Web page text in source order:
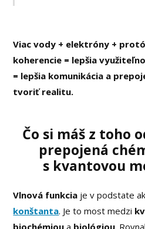
Viac vody + elektróny +
koherencie = lepšia
= lepšia komunikácia a
tvoriť realitu.
Čo si máš z toho
prepojená
s kvantovou
Vlnová funkcia je v podstate
konštanta. Je to most medzi